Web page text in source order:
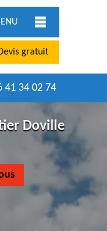
gratuit
41 34 02 74
Doville